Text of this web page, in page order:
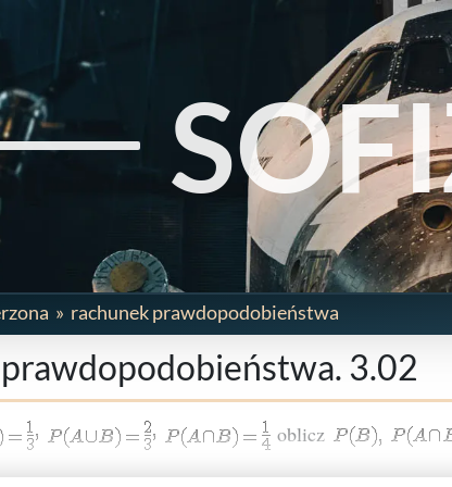
rachunek prawdopodobieństwa
3.02
oblicz